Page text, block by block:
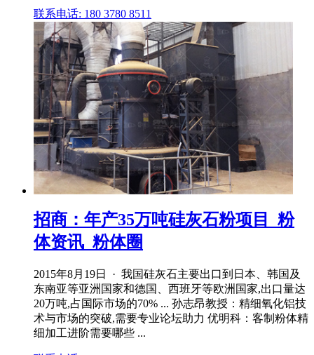
联系电话: 180 3780 8511
招商：年产35万吨硅灰石粉项目_粉
体资讯_粉体圈
2015年8月19日 · 我国硅灰石主要出口到日本、韩国及
东南亚等亚洲国家和德国、西班牙等欧洲国家,出口量达
20万吨,占国际市场的70% ... 孙志昂教授：精细氧化铝技
术与市场的突破,需要专业论坛助力 优明科：客制粉体精
细加工进阶需要哪些 ...